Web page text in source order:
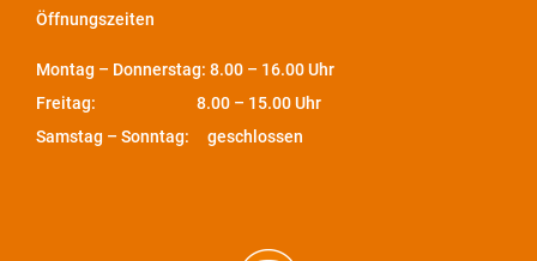
Öffnungszeiten
Montag – Donnerstag: 8.00 – 16.00 Uhr
Freitag: 8.00 – 15.00 Uhr
Samstag – Sonntag: geschlossen